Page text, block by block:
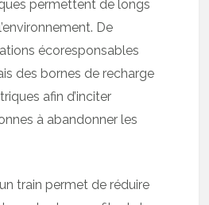
permettent de longs
De
écoresponsables
des bornes de recharge
afin d’inciter
à abandonner les
train permet de réduire